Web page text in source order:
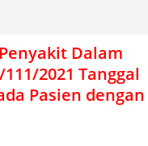
Dalam
2021 Tanggal
Pasien dengan